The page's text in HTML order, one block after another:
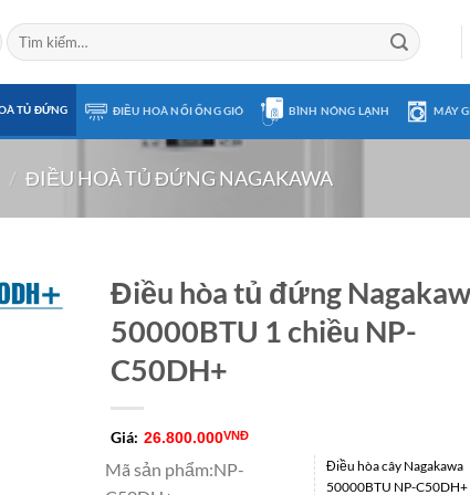
Tìm
kiếm:
TỦ ĐỨNG ĐIỀU HOÀ NỐI ỐNG GIÓ BÌNH NÓNG LẠNH MÁY
/ ĐIỀU HOÀ TỦ ĐỨNG NAGAKAWA
Điều hòa tủ đứng
50000BTU 1 chiều NP-
C50DH+
Giá: 26.800.000VNĐ
Mã sản phẩm:NP-
Điều hòa cây Nagakawa
50000BTU NP-C50DH+